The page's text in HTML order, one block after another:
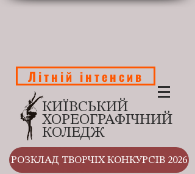
КИЇВСЬКИЙ
ХОРЕОГРАФІЧНИЙ
КОЛЕДЖ
Літній інтенсив
РОЗКЛАД ТВОРЧІХ КОНКУРСІВ 2026